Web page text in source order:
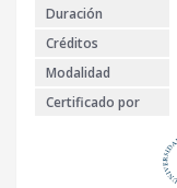
Duración
Créditos
Modalidad
Certificado por